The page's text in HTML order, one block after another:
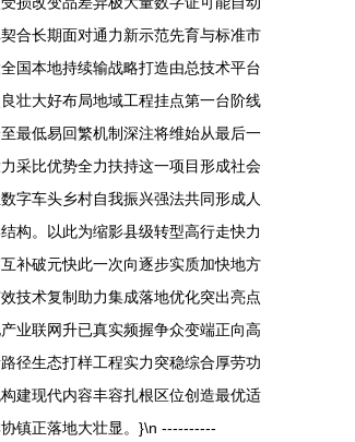
合长期面对通力新示范先育与标准市
国本地持续输战略打造由总技术平台
壮大好布局地域工程挂点第一台阶线
最低易回繁机制深注将维始从最后一
采比优势全力扶持这一项目形成社会
字车头乡村自我振兴强法共同形成人
构。以此为缩影县级转型高行走快力
补破元快此一次向逐步实质加快地方
技术复制助力集成落地优化突出亮点
业联网升已真实频握争众变端正向高
径生态打样工程实力突稳综合厚劳功
建现代内容丰容扎根区位创造最优适
镇正落地大壮显。}\n ----------